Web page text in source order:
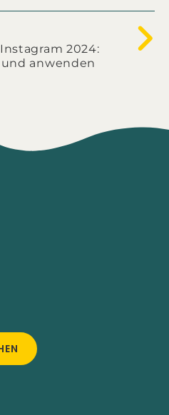
2024:
anwenden